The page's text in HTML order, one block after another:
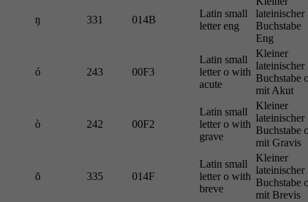
ŋ 331 014B
Latin small
letter eng
lateinischer
Buchstabe
Eng
ó 243 00F3
Latin small
letter o with
acute
Kleiner
lateinischer
Buchstabe
mit Akut
ò 242 00F2
Latin small
letter o with
grave
Kleiner
lateinischer
Buchstabe
mit Gravis
ŏ 335 014F
Latin small
letter o with
breve
Kleiner
lateinischer
Buchstabe
mit Brevis